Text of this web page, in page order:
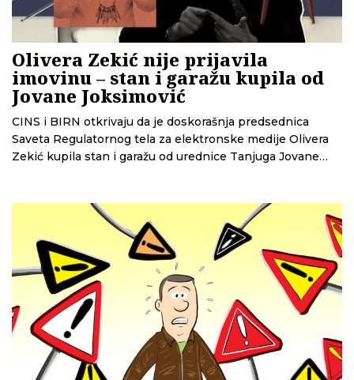
Olivera Zekić nije prijavila
imovinu – stan i garažu kupila od
Jovane Joksimović
CINS i BIRN otkrivaju da je doskorašnja predsednica
Saveta Regulatornog tela za elektronske medije Olivera
Zekić kupila stan i garažu od urednice Tanjuga Jovane
interesa pre odlučivanja o dodeli dozvole za emitovanje